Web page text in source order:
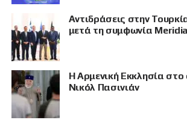
ΠΡΟΒΟΛΗ
Αντιδράσεις στην
μετά τη συμφωνία
Η Αρμενική Εκκλησία
Νικόλ Πασινιάν